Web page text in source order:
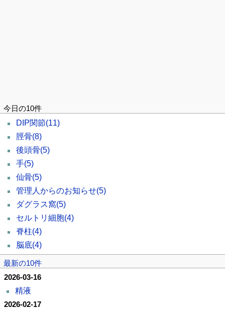
今日の10件
DIP関節(11)
脛骨(8)
後頭骨(5)
手(5)
仙骨(5)
管理人からのお知らせ(5)
ダグラス窩(5)
セルトリ細胞(4)
脊柱(4)
脳底(4)
最新の10件
2026-03-16
精液
2026-02-17